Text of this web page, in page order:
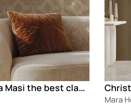
Christiana Masi the best classic
Mara